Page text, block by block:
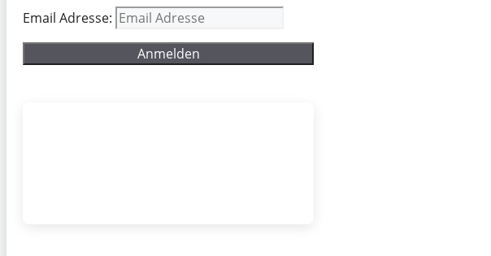
Email Adresse: